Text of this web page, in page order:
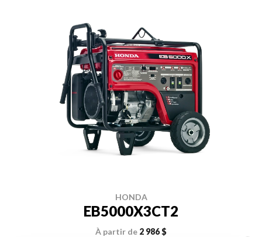
HONDA
EB5000X3CT2
À partir de 2 986 $